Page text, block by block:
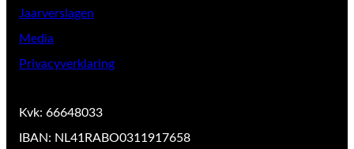
Jaarverslagen
Media
Privacyverklaring
Kvk: 66648033
IBAN: NL41RABO0311917658